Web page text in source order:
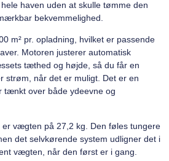
haven uden at skulle tømme den
bekvemmelighed.
m² pr. opladning, hvilket er passende
Motoren justerer automatisk
tæthed og højde, så du får en
strøm, når det er muligt. Det er en
tænkt over både ydeevne og
er vægten på 27,2 kg. Den føles tungere
det selvkørende system udligner det i
vægten, når den først er i gang.